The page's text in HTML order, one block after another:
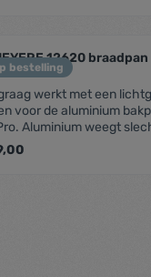
bestelling
12620 braadpan
werkt met een
voor de aluminium
Aluminium weegt
van staal en is dus
en lief voor je